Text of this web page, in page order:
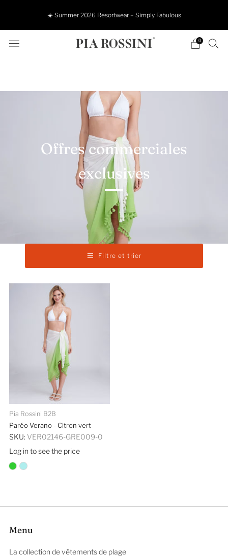
☀️ Summer 2026 Resortwear – Simply Fabulous
0
Offres commerciales
exclusives
Filtre et trier
Pia Rossini B2B
Paréo Verano - Citron vert
SKU: VER02146-GRE009-0
Log in to see the price
Menu
La collection de vêtements de plage